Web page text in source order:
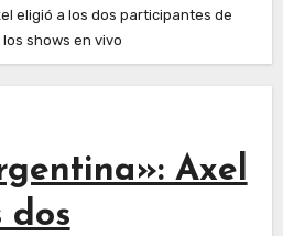
eligió a los dos participantes de
shows en vivo
Axel
dos